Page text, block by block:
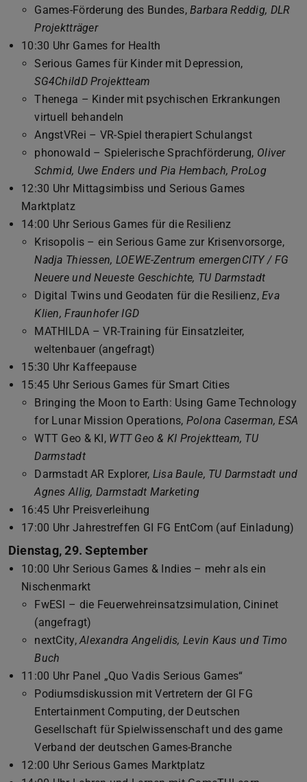
Games-Förderung des Bundes,Barbara Reddig, DLR
Projektträger
10:30 Uhr Games for Health
Serious Games für Kinder mit Depression,
SG4ChildD Projektteam
Thenega – Kinder mit psychischen Erkrankungen
virtuell behandeln
AngstVRei – VR-Spiel therapiert Schulangst
phonowald – Spielerische Sprachförderung, Oliver
Schmid, Uwe Enders und Pia Hembach, ProLog
12:30 Uhr Mittagsimbiss und Serious Games
Marktplatz
14:00 Uhr Serious Games für die Resilienz
Krisopolis – ein Serious Game zur Krisenvorsorge,
Nadja Thiessen, LOEWE-Zentrum emergenCITY / FG
Neuere und Neueste Geschichte, TU Darmstadt
Digital Twins und Geodaten für die Resilienz,Eva
Klien, Fraunhofer IGD
MATHILDA – VR-Training für Einsatzleiter,
weltenbauer (angefragt)
15:30 Uhr Kaffeepause
15:45 Uhr Serious Games für Smart Cities
Bringing the Moon to Earth: Using Game Technology
for Lunar Mission Operations, Polona Caserman, ESA
WTT Geo & KI, WTT Geo & KI Projektteam, TU
Darmstadt
Darmstadt AR Explorer, Lisa Baule, TU Darmstadt und
Agnes Allig, Darmstadt Marketing
16:45 Uhr Preisverleihung
17:00 Uhr Jahrestreffen GI FG EntCom (auf Einladung)
Dienstag, 29. September
10:00 Uhr Serious Games & Indies – mehr als ein
Nischenmarkt
FwESI – die Feuerwehreinsatzsimulation, Cininet
(angefragt)
nextCity,Alexandra Angelidis, Levin Kaus und Timo
Buch
11:00 Uhr Panel „Quo Vadis Serious Games“
Podiumsdiskussion mit Vertretern der GI FG
Entertainment Computing, der Deutschen
Gesellschaft für Spielwissenschaft und des game
Verband der deutschen Games-Branche
12:00 Uhr Serious Games Marktplatz